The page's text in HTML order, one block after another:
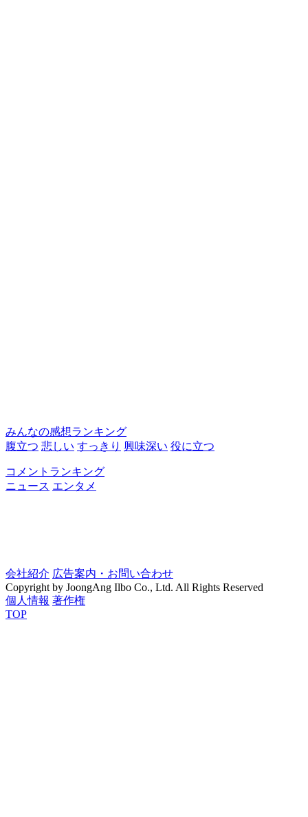
みんなの感想ランキング
腹立つ 悲しい すっきり 興味深い 役に立つ
コメントランキング
ニュース エンタメ
会社紹介 広告案内・お問い合わせ
Copyright by JoongAng Ilbo Co., Ltd. All Rights Reserved
個人情報 著作権
TOP